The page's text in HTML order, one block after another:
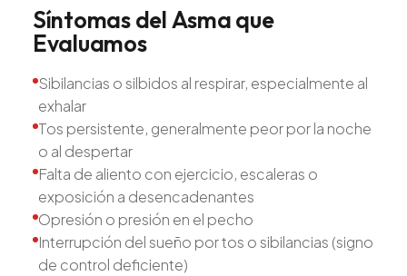
SíntomasdelAsmaque
Evaluamos
Sibilancias o silbidos al respirar, especialmente al
exhalar
Tos persistente, generalmente peor por la noche
o al despertar
Falta de aliento con ejercicio, escaleras o
exposición a desencadenantes
Opresión o presión en el pecho
Interrupción del sueño por tos o sibilancias (signo
de control deficiente)